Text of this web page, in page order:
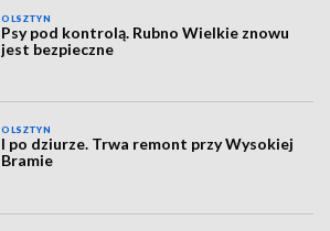
OLSZTYN
Psy pod kontrolą. Rubno Wielkie znowu
jest bezpieczne
OLSZTYN
I po dziurze. Trwa remont przy Wysokiej
Bramie